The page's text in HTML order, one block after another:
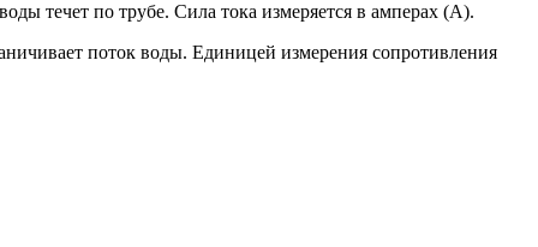
течет по трубе. Сила тока измеряется в амперах (А).
поток воды. Единицей измерения сопротивления